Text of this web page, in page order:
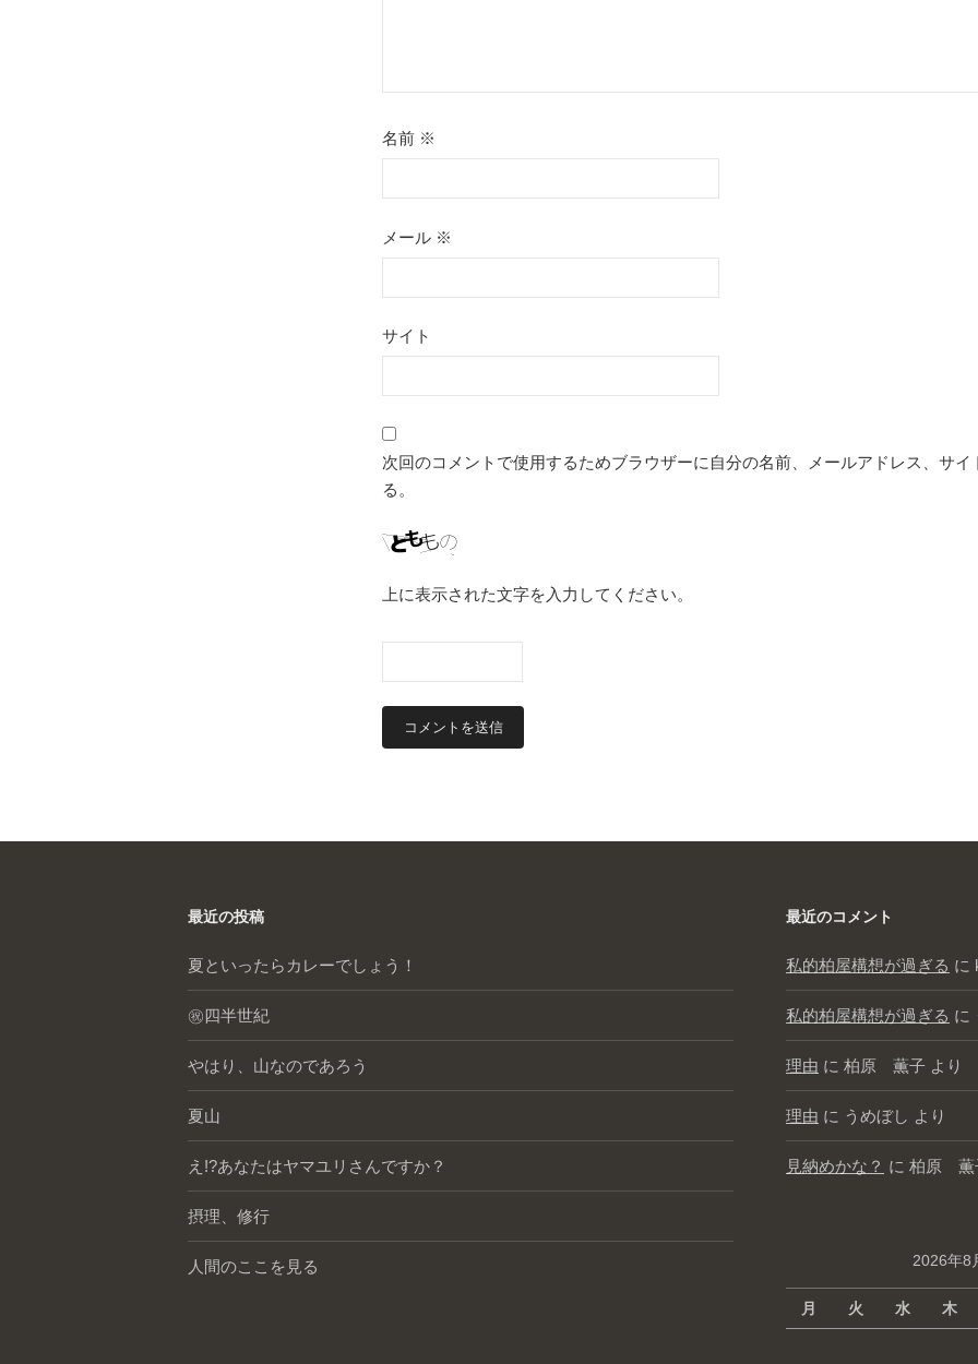
名前 ※
メール ※
サイト
次回のコメントで使用するためブラウザーに自分の名前、メールアドレス、サイ
る。
上に表示された文字を入力してください。
最近の投稿
夏といったらカレーでしょう！
㊗️四半世紀
やはり、山なのであろう
夏山
え!?あなたはヤマユリさんですか？
摂理、修行
人間のここを見る
最近のコメント
私的柏屋構想が過ぎる に
私的柏屋構想が過ぎる に
理由 に 柏原 薫子 より
理由 に うめぼし より
見納めかな？ に 柏原 薫
2026年8
月 火 水 木